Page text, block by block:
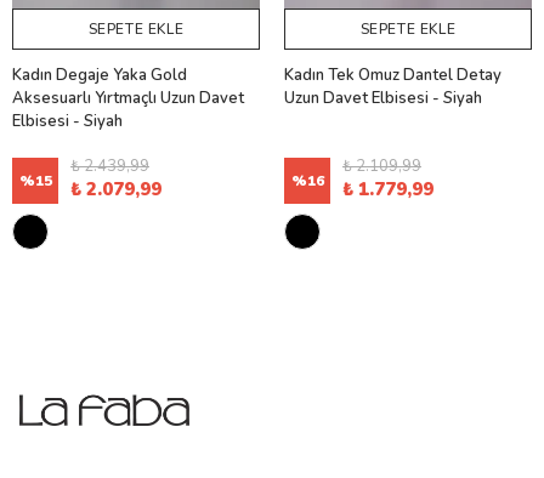
SEPETE EKLE
Kadın Degaje Yaka Gold
Aksesuarlı Yırtmaçlı Uzun Davet
Elbisesi - Siyah
%15
₺ 2.439,99
₺ 2.079,99
SEPETE EKLE
Kadın Tek Omuz Dantel Detay
Uzun Davet Elbisesi - Siyah
%16
₺ 2.109,99
₺ 1.779,99